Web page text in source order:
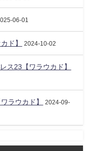
06-01
ド】 2024-10-02
ス23【ワラウカド】
ラウカド】
2024-09-